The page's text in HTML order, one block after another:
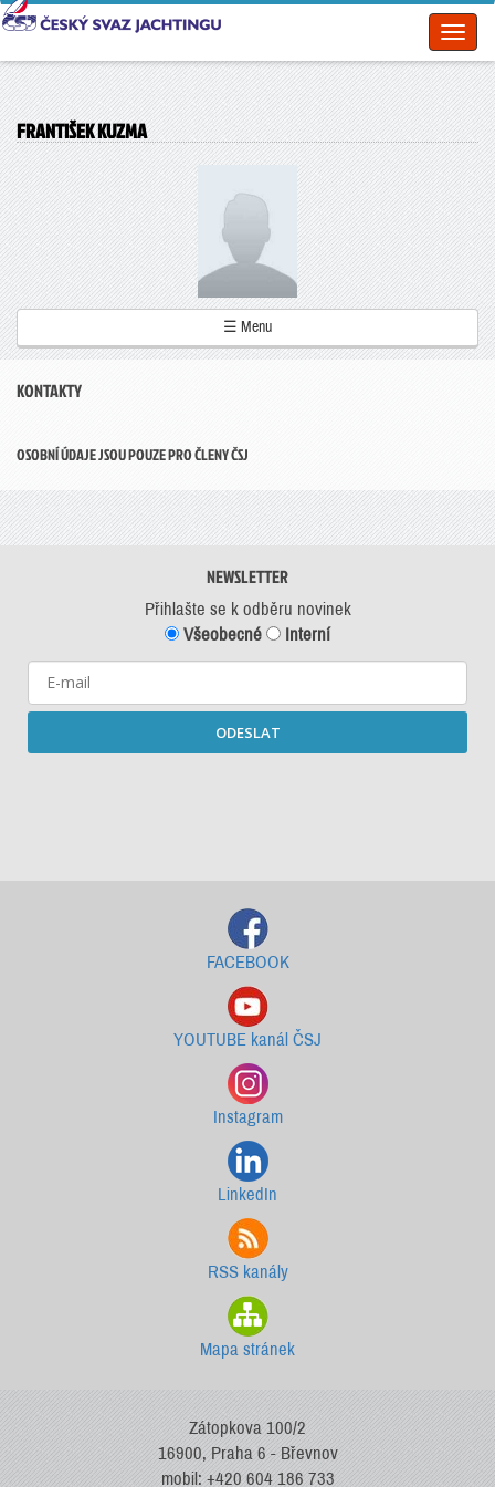
FRANTIŠEK KUZMA
☰ Menu
KONTAKTY
OSOBNÍ ÚDAJE JSOU POUZE PRO ČLENY ČSJ
NEWSLETTER
Přihlašte se k odběru novinek
Všeobecné
Interní
ODESLAT
FACEBOOK
YOUTUBE kanál ČSJ
Instagram
LinkedIn
RSS kanály
Mapa stránek
Zátopkova 100/2
16900, Praha 6 - Břevnov
mobil: +420 604 186 733